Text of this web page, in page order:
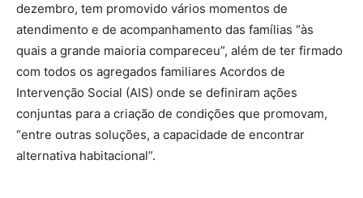
dezembro, tem promovido vários momentos de
atendimento e de acompanhamento das famílias “às
quais a grande maioria compareceu”, além de ter firmado
com todos os agregados familiares Acordos de
Intervenção Social (AIS) onde se definiram ações
conjuntas para a criação de condições que promovam,
“entre outras soluções, a capacidade de encontrar
alternativa habitacional”.